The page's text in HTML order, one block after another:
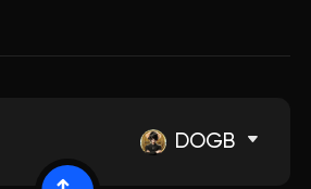
DOGB